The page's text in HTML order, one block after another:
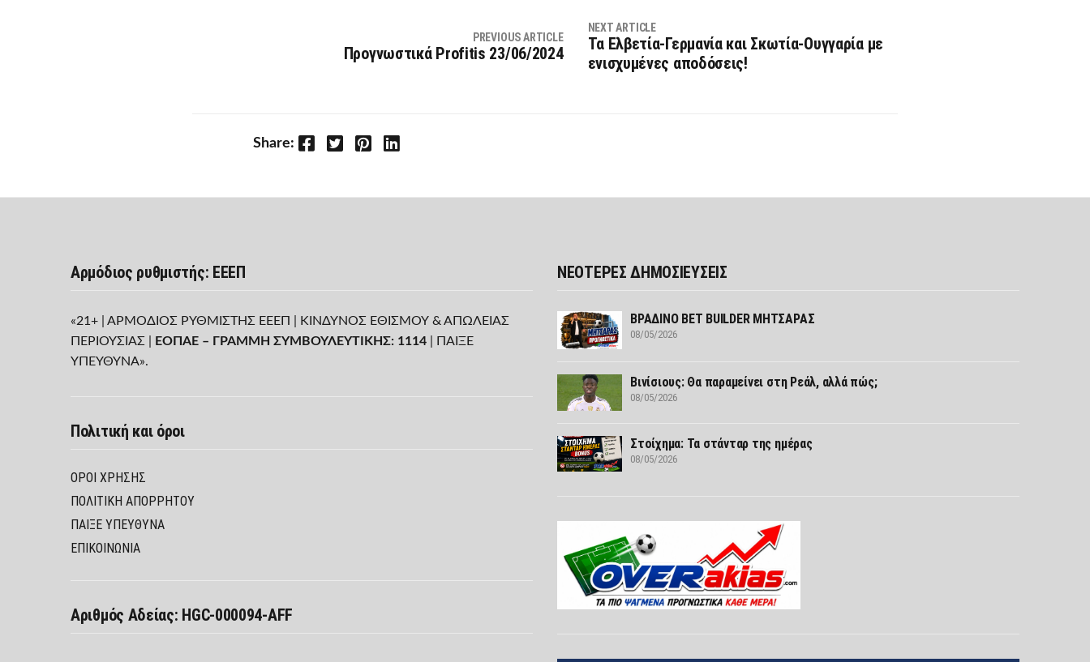
PREVIOUS ARTICLE
Προγνωστικά Profitis 23/06/2024
NEXT ARTICLE
Τα Ελβετία-Γερμανία και Σκωτία-Ουγγαρία με
ενισχυμένες αποδόσεις!
Share: Facebook Twitter Pinterest LinkedIn
Αρμόδιος ρυθμιστής: ΕΕΕΠ
«21+ | ΑΡΜΟΔΙΟΣ ΡΥΘΜΙΣΤΗΣ ΕΕΕΠ | ΚΙΝΔΥΝΟΣ ΕΘΙΣΜΟΥ & ΑΠΩΛΕΙΑΣ
ΠΕΡΙΟΥΣΙΑΣ |
ΕΟΠΑΕ – ΓΡΑΜΜΗ ΣΥΜΒΟΥΛΕΥΤΙΚΗΣ: 1114 | ΠΑΙΞΕ
ΥΠΕΥΘΥΝΑ».
Πολιτική και όροι
ΌΡΟΙ ΧΡΉΣΗΣ
ΠΟΛΙΤΙΚΉ ΑΠΟΡΡΉΤΟΥ
ΠΑΊΞΕ ΥΠΕΎΘΥΝΑ
ΕΠΙΚΟΙΝΩΝΙΑ
Αριθμός Αδείας: HGC-000094-AFF
ΝΕΟΤΕΡΕΣ ΔΗΜΟΣΙΕΥΣΕΙΣ
ΒΡΑΔΙΝΟ BET BUILDER ΜΗΤΣΑΡΑΣ
08/05/2026
Βινίσιους: Θα παραμείνει στη Ρεάλ, αλλά πώς;
08/05/2026
Στοίχημα: Τα στάνταρ της ημέρας
08/05/2026